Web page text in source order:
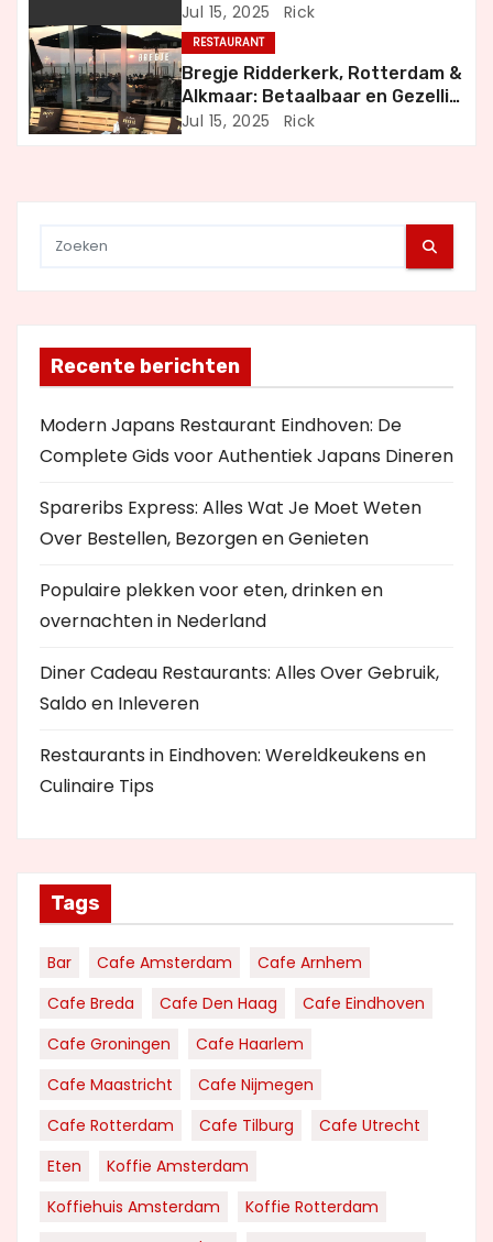
a
t
i
Jul 15, 2025 Rick
RESTAURANT
Bregje Ridderkerk, Rotterdam &
Alkmaar: Betaalbaar en Gezellig
Uit Eten
Jul 15, 2025 Rick
Recente berichten
Modern Japans Restaurant Eindhoven: De
Complete Gids voor Authentiek Japans Dineren
Spareribs Express: Alles Wat Je Moet Weten
Over Bestellen, Bezorgen en Genieten
Populaire plekken voor eten, drinken en
overnachten in Nederland
Diner Cadeau Restaurants: Alles Over Gebruik,
Saldo en Inleveren
Restaurants in Eindhoven: Wereldkeukens en
Culinaire Tips
Tags
Bar Cafe Amsterdam
Cafe Arnhem
Cafe Breda
Cafe Den Haag
Cafe Eindhoven
Cafe Groningen
Cafe Haarlem
Cafe Maastricht
Cafe Nijmegen
Cafe Rotterdam
Cafe Tilburg
Cafe Utrecht
Eten
Koffie Amsterdam
Koffiehuis Amsterdam
Koffie Rotterdam